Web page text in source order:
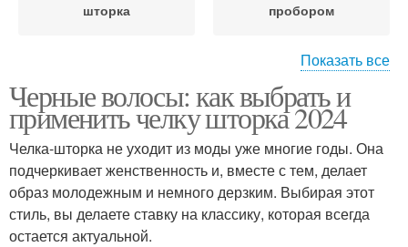
шторка
пробором
Волнистая шторка Слоистые волосы
Завитая челка-шторка Боб для тонких волос
Показать все
Черные волосы: как выбрать и
применить челку шторка 2024
Челка-шторка не уходит из моды уже многие годы. Она
подчеркивает женственность и, вместе с тем, делает
образ молодежным и немного дерзким. Выбирая этот
стиль, вы делаете ставку на классику, которая всегда
остается актуальной.